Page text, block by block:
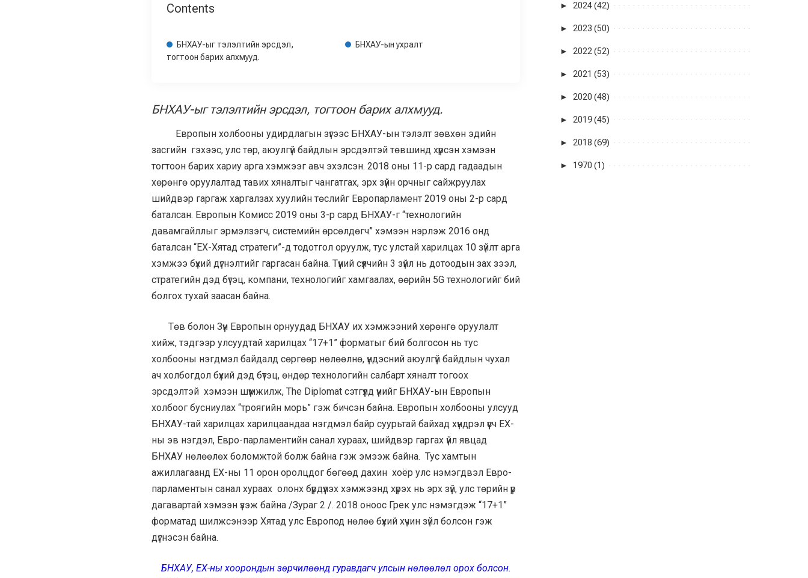
Contents
БНХАУ-ыг тэлэлтийн эрсдэл,
тогтоон барих алхмууд.
БНХАУ-ын ухралт
БНХАУ-ыг тэлэлтийн эрсдэл, тогтоон барих алхмууд.
Европын холбооны удирдлагын зүгээс БНХАУ-ын тэлэлт зөвхөн эдийн
засгийн гэхээс, улс төр, аюулгүй байдлын эрсдэлтэй төвшинд хүрсэн хэмээн
тогтоон барих хариу арга хэмжээг авч эхэлсэн. 2018 оны 11-р сард гадаадын
хөрөнгө оруулалтад тавих хяналтыг чангатгах, эрх зүйн орчныг сайжруулах
шийдвэр гаргаж харгалзах хуулийн төслийг Европарламент 2019 оны 2-р сард
баталсан. Европын Комисс 2019 оны 3-р сард БНХАУ-г “технологийн
давамгайллыг эрмэлзэгч, системийн өрсөлдөгч” хэмээн нэрлэж 2016 онд
баталсан “ЕХ-Хятад стратеги”-д тодотгол оруулж, тус улстай харилцах 10 зүйлт арга
хэмжээ бүхий дүгнэлтийг гаргасан байна. Түүний сүүлчийн 3 зүйл нь дотоодын зах зээл,
стратегийн дэд бүтэц, компани, технологийг хамгаалах, өөрийн 5G технологийг бий
болгох тухай заасан байна.
Төв болон Зүүн Европын орнуудад БНХАУ их хэмжээний хөрөнгө оруулалт
хийж, тэдгээр улсуудтай харилцах “17+1” форматыг бий болгосон нь тус
холбооны нэгдмэл байдалд сөргөөр нөлөөлнө, үндэсний аюулгүй байдлын чухал
ач холбогдол бүхий дэд бүтэц, өндөр технологийн салбарт хяналт тогоох
эрсдэлтэй хэмээн шүүмжилж, The Diplomat сэтгүүлд үүнийг БНХАУ-ын Европын
холбоог бусниулах “троягийн морь” гэж бичсэн байна. Европын холбооны улсууд
БНХАУ-тай харилцах харилцаандаа нэгдмэл байр суурьтай байхад хүндрэл үүсч ЕХ-
ны эв нэгдэл, Евро-парламентийн санал хураах, шийдвэр гаргах үйл явцад
БНХАУ нөлөөлөх боломжтой болж байна гэж эмээж байна. Тус хамтын
ажиллагаанд ЕХ-ны 11 орон оролцдог бөгөөд дахин хоёр улс нэмэгдвэл Евро-
парламентын санал хураах олонх бүрдүүлэх хэмжээнд хүрэх нь эрх зүй, улс төрийн үр
дагавартай хэмээн үзэж байна /Зураг 2 /. 2018 оноос Грек улс нэмэгдэж “17+1”
форматад шилжсэнээр Хятад улс Европод нөлөө бүхий хүчин зүйл болсон гэж
дүгнэсэн байна.
БНХАУ, ЕХ-ны хоорондын зөрчилөөнд гуравдагч улсын нөлөөлөл орох болсон.
► 2024 (42)
► 2023 (50)
► 2022 (52)
► 2021 (53)
► 2020 (48)
► 2019 (45)
► 2018 (69)
► 1970 (1)